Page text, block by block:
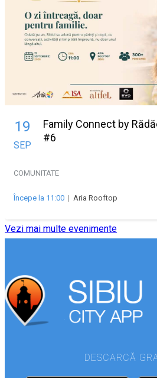
19
SEP
Family Connect by
#6
COMUNITATE
Începe la 11:00 | Aria Rooftop
Vezi mai multe evenimente
DESCARCĂ